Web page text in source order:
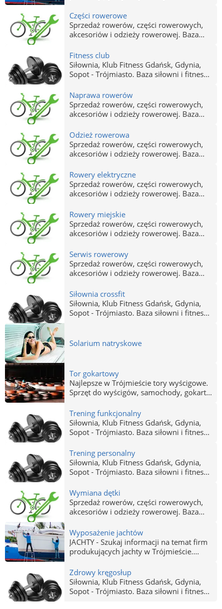
Gdańsku, Gdyni i Sopocie. Jachty Gdańsk,
Gdynia, Sopot.
Części rowerowe
Sprzedaż rowerów, części rowerowych,
akcesoriów i odzieży rowerowej. Baza
Fitness club
Siłownia, Klub Fitness Gdańsk, Gdynia,
Sopot - Trójmiasto. Baza siłowni i fitness
siłownie z szerokim zapleczem i zajęcia z
trenerami.
Naprawa rowerów
Sprzedaż rowerów, części rowerowych,
akcesoriów i odzieży rowerowej. Baza
Odzież rowerowa
Sprzedaż rowerów, części rowerowych,
akcesoriów i odzieży rowerowej. Baza
Rowery elektryczne
Sprzedaż rowerów, części rowerowych,
akcesoriów i odzieży rowerowej. Baza
Rowery miejskie
Sprzedaż rowerów, części rowerowych,
akcesoriów i odzieży rowerowej. Baza
Serwis rowerowy
Sprzedaż rowerów, części rowerowych,
akcesoriów i odzieży rowerowej. Baza
Siłownia crossfit
Siłownia, Klub Fitness Gdańsk, Gdynia,
Sopot - Trójmiasto. Baza siłowni i fitness
trenerami.
Solarium natryskowe
Tor gokartowy
Najlepsze w Trójmieście tory wyścigowe.
Sprzęt do wyścigów, samochody, gokarty.
bezpiecznie. Gokarty Gdańsk, Gdynia,
Sopot - Gokarty Trójmiasto.
Trening funkcjonalny
Siłownia, Klub Fitness Gdańsk, Gdynia,
Sopot - Trójmiasto. Baza siłowni i fitness
siłownie z szerokim zapleczem i zajęcia z
trenerami.
Trening personalny
Siłownia, Klub Fitness Gdańsk, Gdynia,
Sopot - Trójmiasto. Baza siłowni i fitness
siłownie z szerokim zapleczem i zajęcia z
trenerami.
Wymiana dętki
Sprzedaż rowerów, części rowerowych,
akcesoriów i odzieży rowerowej. Baza
Wyposażenie jachtów
JACHTY - Szukaj informacji na temat firm
produkujących jachty w Trójmieście.
Gdańsku, Gdyni i Sopocie. Jachty Gdańsk,
Gdynia, Sopot.
Zdrowy kręgosłup
Siłownia, Klub Fitness Gdańsk, Gdynia,
Sopot - Trójmiasto. Baza siłowni i fitness